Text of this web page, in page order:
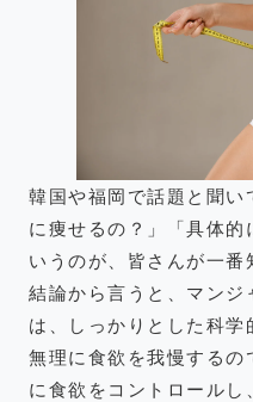
韓国や福岡で話題と聞い
に痩せるの？」「具体的
いうのが、皆さんが一番
結論から言うと、マンジ
は、しっかりとした科学
無理に食欲を我慢するの
に食欲をコントロールし